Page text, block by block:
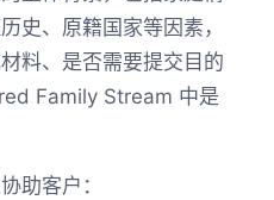
史、原籍国家等因素，
料、是否需要提交目的
Family Stream 中是
助客户：